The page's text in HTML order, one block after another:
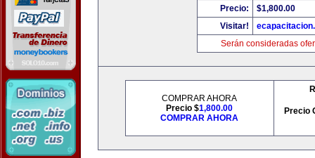
Precio:
$1,800.00
Visitar!
Serán consideradas
COMPRAR AHORA
Precio $1,800.00
COMPRAR AHORA
Precio